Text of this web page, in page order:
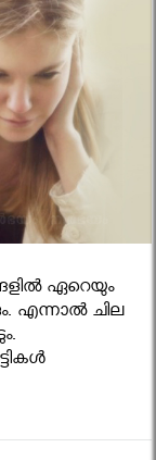
ഏറെയും
എന്നാല്‍ ചില